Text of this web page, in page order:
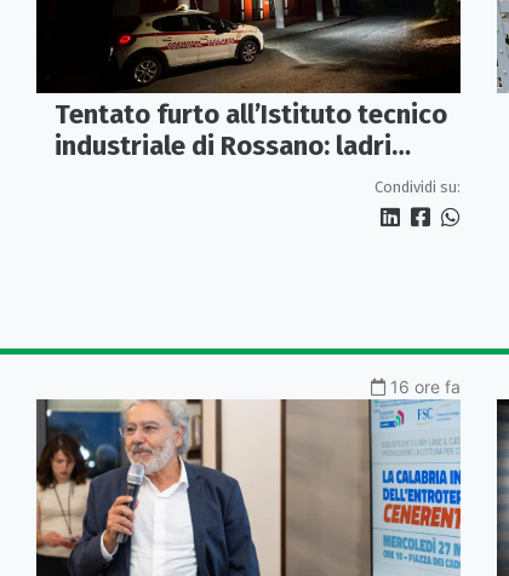
Tentato furto all’Istituto tecnico
industriale di Rossano: ladri
messi in fuga dalla vigilanzaCondividi su:
16 ore fa